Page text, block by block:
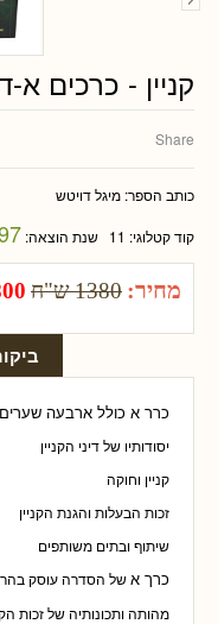
קניין - כרכים א-
Share
כותב הספר: מיגל דויטש
קוד קטלוגי: 11 שנת הוצאה:
מחיר: 1380 ש"ח 800
כרר א כולל ארבעה
יסודותיו של דיני הקניין
קניין וחוקה
זכות הבעלות והגנת הקניין
שיתוף ובתים משותפים
כרך אשל הסדרה עוסק
מהותה ותכונותיה של זכות